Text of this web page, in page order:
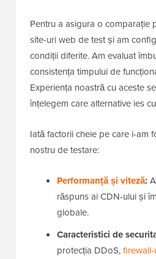
Pentru a asigura o comparație
site-uri web de test și am
condiții diferite. Am evaluat
consistența timpului de
Experiența noastră cu aceste
înțelegem care alternative ies
Iată factorii cheie pe care i-am
nostru de testare:
Performanță și viteză:
răspuns ai CDN-ului și
globale.
Caracteristici de
protecția DDoS,